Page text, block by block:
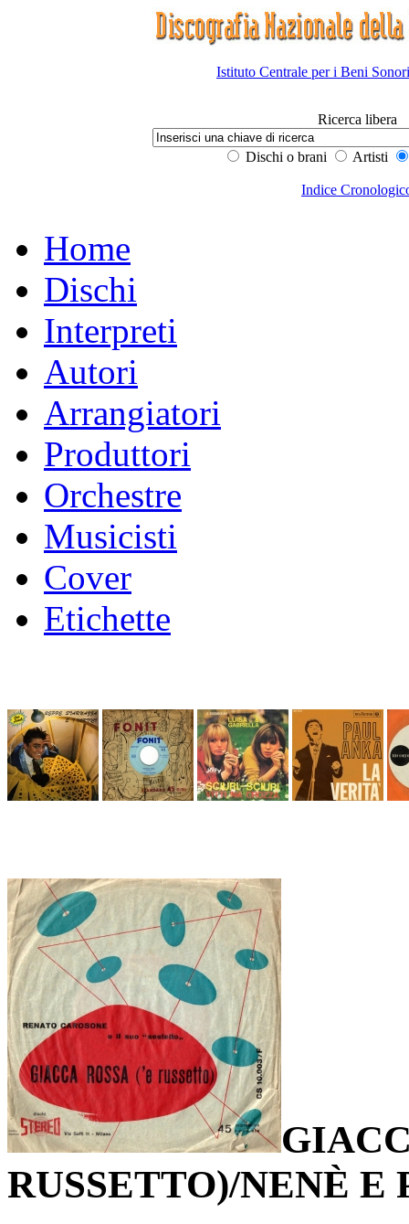
Istituto Centrale per i Beni
Ricerca libera
Dischi o brani Artisti
Indice
Home
Dischi
Interpreti
Autori
Arrangiatori
Produttori
Orchestre
Musicisti
Cover
Etichette
RUSSETTO)/NENÈ E